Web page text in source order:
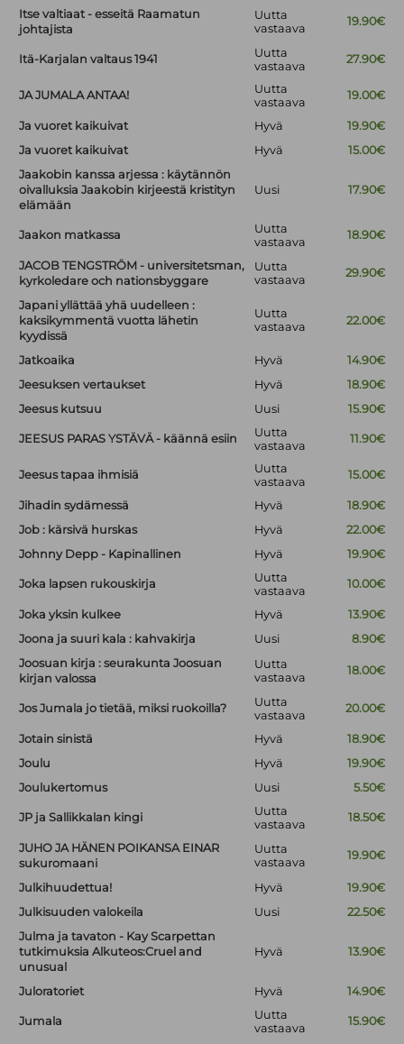
Itse valtiaat - esseitä Raamatun
johtajista
Uutta
vastaava
19.90€
Itä-Karjalan valtaus 1941
Uutta
vastaava
27.90€
JA JUMALA ANTAA!
Uutta
vastaava
19.00€
Ja vuoret kaikuivat Hyvä
19.90€
Ja vuoret kaikuivat
Hyvä
15.00€
Jaakobin kanssa arjessa : käytännön
oivalluksia Jaakobin kirjeestä kristityn
elämään
Uusi 17.90€
Jaakon matkassa
Uutta
vastaava
18.90€
JACOB TENGSTRÖM - universitetsman,
kyrkoledare och nationsbyggare
Uutta
vastaava
29.90€
Japani yllättää yhä uudelleen :
kaksikymmentä vuotta lähetin
kyydissä
Uutta
vastaava
22.00€
Jatkoaika Hyvä
14.90€
Jeesuksen vertaukset
Hyvä
18.90€
Jeesus kutsuu
Uusi 15.90€
JEESUS PARAS YSTÄVÄ - käännä esiin
Uutta
vastaava
11.90€
Jeesus tapaa ihmisiä
Uutta
vastaava
15.00€
Jihadin sydämessä Hyvä
18.90€
Job : kärsivä hurskas
Hyvä
22.00€
Johnny Depp - Kapinallinen
Hyvä 19.90€
Joka lapsen rukouskirja
Uutta
vastaava
10.00€
Joka yksin kulkee Hyvä
13.90€
Joona ja suuri kala : kahvakirja
Uusi
8.90€
Joosuan kirja : seurakunta Joosuan
kirjan valossa
Uutta
vastaava
18.00€
Jos Jumala jo tietää, miksi ruokoilla?
Uutta
vastaava
20.00€
Jotain sinistä Hyvä
18.90€
Joulu
Hyvä
19.90€
Joulukertomus
Uusi 5.50€
JP ja Sallikkalan kingi
Uutta
vastaava
18.50€
JUHO JA HÄNEN POIKANSA EINAR
sukuromaani
Uutta
vastaava
19.90€
Julkihuudettua! Hyvä
19.90€
Julkisuuden valokeila
Uusi
22.50€
Julma ja tavaton - Kay Scarpettan
tutkimuksia Alkuteos:Cruel and
unusual
Hyvä 13.90€
Juloratoriet Hyvä 14.90€
Jumala
Uutta
vastaava
15.90€